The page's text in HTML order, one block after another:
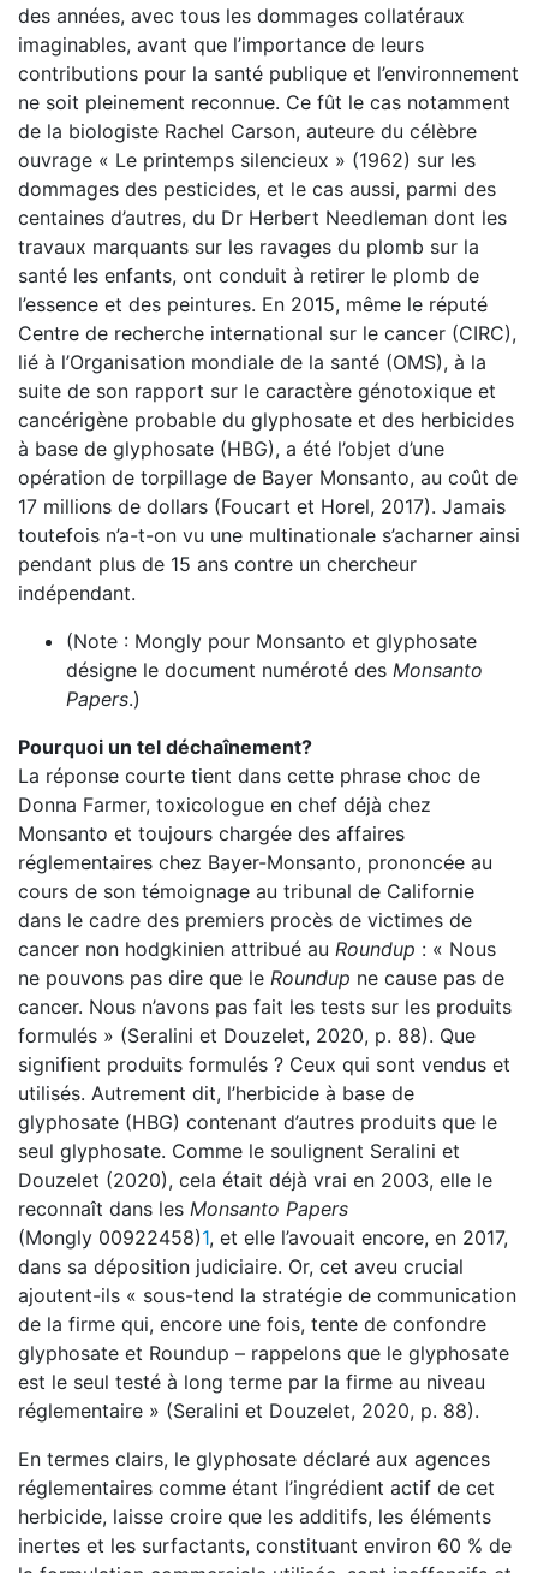
des années, avec tous les dommages collatéraux
imaginables, avant que l’importance de leurs
contributions pour la santé publique et l’environnement
ne soit pleinement reconnue. Ce fût le cas notamment
de la biologiste Rachel Carson, auteure du célèbre
ouvrage « Le printemps silencieux » (1962) sur les
dommages des pesticides, et le cas aussi, parmi des
centaines d’autres, du Dr Herbert Needleman dont les
travaux marquants sur les ravages du plomb sur la
santé les enfants, ont conduit à retirer le plomb de
l’essence et des peintures. En 2015, même le réputé
Centre de recherche international sur le cancer (CIRC),
lié à l’Organisation mondiale de la santé (OMS), à la
suite de son rapport sur le caractère génotoxique et
cancérigène probable du glyphosate et des herbicides
à base de glyphosate (HBG), a été l’objet d’une
opération de torpillage de Bayer Monsanto, au coût de
17 millions de dollars (Foucart et Horel, 2017). Jamais
toutefois n’a-t-on vu une multinationale s’acharner ainsi
pendant plus de 15 ans contre un chercheur
indépendant.
(Note : Mongly pour Monsanto et glyphosate
désigne le document numéroté des Monsanto
Papers.)
Pourquoi un tel déchaînement?
La réponse courte tient dans cette phrase choc de
Donna Farmer, toxicologue en chef déjà chez
Monsanto et toujours chargée des affaires
réglementaires chez Bayer-Monsanto, prononcée au
cours de son témoignage au tribunal de Californie
dans le cadre des premiers procès de victimes de
cancer non hodgkinien attribué au Roundup : « Nous
ne pouvons pas dire que le Roundup ne cause pas de
cancer. Nous n’avons pas fait les tests sur les produits
formulés » (Seralini et Douzelet, 2020, p. 88). Que
signifient produits formulés ? Ceux qui sont vendus et
utilisés. Autrement dit, l’herbicide à base de
glyphosate (HBG) contenant d’autres produits que le
seul glyphosate. Comme le soulignent Seralini et
Douzelet (2020), cela était déjà vrai en 2003, elle le
reconnaît dans les Monsanto Papers
(Mongly 00922458)1, et elle l’avouait encore, en 2017,
dans sa déposition judiciaire. Or, cet aveu crucial
ajoutent-ils « sous-tend la stratégie de communication
de la firme qui, encore une fois, tente de confondre
glyphosate et Roundup – rappelons que le glyphosate
est le seul testé à long terme par la firme au niveau
réglementaire » (Seralini et Douzelet, 2020, p. 88).
En termes clairs, le glyphosate déclaré aux agences
réglementaires comme étant l’ingrédient actif de cet
herbicide, laisse croire que les additifs, les éléments
inertes et les surfactants, constituant environ 60 % de